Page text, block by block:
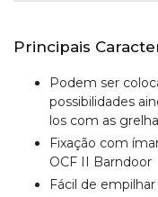
Principais
Podem ser
possibilidades
los com as
Fixação com
OCF II Barndoor
Fácil de